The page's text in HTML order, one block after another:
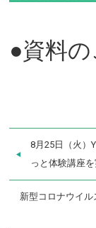
●資料
8月25日（火）
っと体験講座
新型コロナウイ